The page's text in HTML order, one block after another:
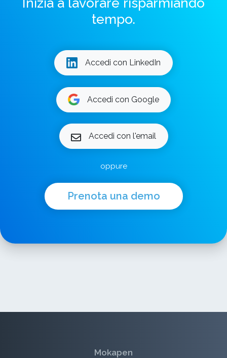
Inizia a lavorare risparmiando
tempo.
Accedi con LinkedIn
Accedi con Google
Accedi con l'email
oppure
Prenota una demo
Mokapen